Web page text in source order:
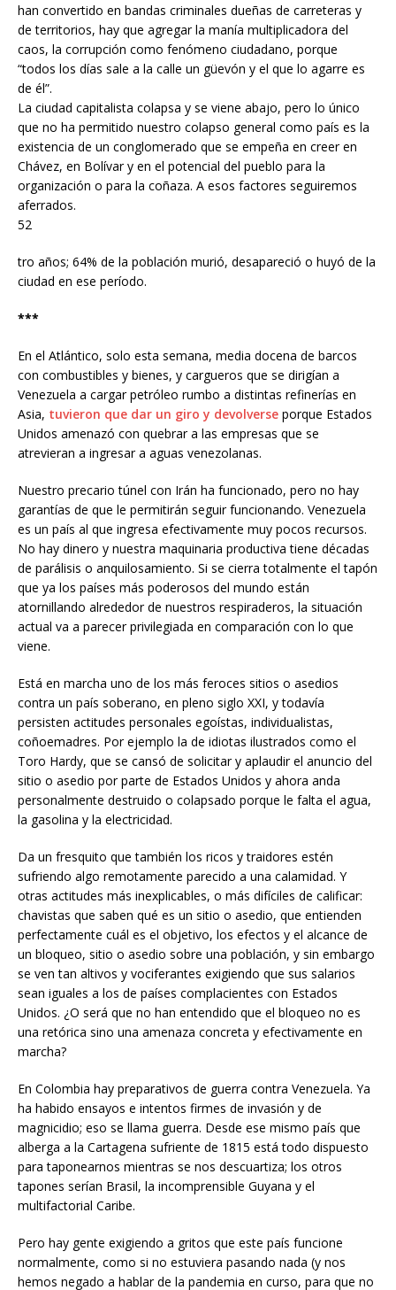
han convertido en bandas criminales dueñas de carreteras y
de territorios, hay que agregar la manía multiplicadora del
caos, la corrupción como fenómeno ciudadano, porque
“todos los días sale a la calle un güevón y el que lo agarre es
de él”.
La ciudad capitalista colapsa y se viene abajo, pero lo único
que no ha permitido nuestro colapso general como país es la
existencia de un conglomerado que se empeña en creer en
Chávez, en Bolívar y en el potencial del pueblo para la
organización o para la coñaza. A esos factores seguiremos
aferrados.
52
tro años; 64% de la población murió, desapareció o huyó de la
ciudad en ese período.
***
En el Atlántico, solo esta semana, media docena de barcos
con combustibles y bienes, y cargueros que se dirigían a
Venezuela a cargar petróleo rumbo a distintas refinerías en
Asia, tuvieron que dar un giro y devolverse porque Estados
Unidos amenazó con quebrar a las empresas que se
atrevieran a ingresar a aguas venezolanas.
Nuestro precario túnel con Irán ha funcionado, pero no hay
garantías de que le permitirán seguir funcionando. Venezuela
es un país al que ingresa efectivamente muy pocos recursos.
No hay dinero y nuestra maquinaria productiva tiene décadas
de parálisis o anquilosamiento. Si se cierra totalmente el tapón
que ya los países más poderosos del mundo están
atornillando alrededor de nuestros respiraderos, la situación
actual va a parecer privilegiada en comparación con lo que
viene.
Está en marcha uno de los más feroces sitios o asedios
contra un país soberano, en pleno siglo XXI, y todavía
persisten actitudes personales egoístas, individualistas,
coñoemadres. Por ejemplo la de idiotas ilustrados como el
Toro Hardy, que se cansó de solicitar y aplaudir el anuncio del
sitio o asedio por parte de Estados Unidos y ahora anda
personalmente destruido o colapsado porque le falta el agua,
la gasolina y la electricidad.
Da un fresquito que también los ricos y traidores estén
sufriendo algo remotamente parecido a una calamidad. Y
otras actitudes más inexplicables, o más difíciles de calificar:
chavistas que saben qué es un sitio o asedio, que entienden
perfectamente cuál es el objetivo, los efectos y el alcance de
un bloqueo, sitio o asedio sobre una población, y sin embargo
se ven tan altivos y vociferantes exigiendo que sus salarios
sean iguales a los de países complacientes con Estados
Unidos. ¿O será que no han entendido que el bloqueo no es
una retórica sino una amenaza concreta y efectivamente en
marcha?
En Colombia hay preparativos de guerra contra Venezuela. Ya
ha habido ensayos e intentos firmes de invasión y de
magnicidio; eso se llama guerra. Desde ese mismo país que
alberga a la Cartagena sufriente de 1815 está todo dispuesto
para taponearnos mientras se nos descuartiza; los otros
tapones serían Brasil, la incomprensible Guyana y el
multifactorial Caribe.
Pero hay gente exigiendo a gritos que este país funcione
normalmente, como si no estuviera pasando nada (y nos
hemos negado a hablar de la pandemia en curso, para que no